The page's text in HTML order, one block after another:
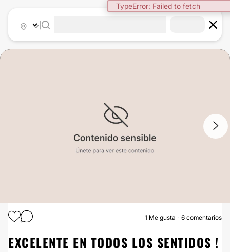
TypeError: Failed to fetch
PRESOTERAPIA
1 Me gusta 6 comentarios
EXCELENTE EN TODOS LOS SENTIDOS !